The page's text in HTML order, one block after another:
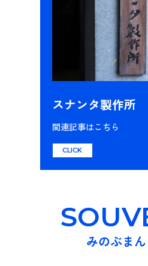
スナンタ製作所
関連記事はこちら
CLICK
みのぶま